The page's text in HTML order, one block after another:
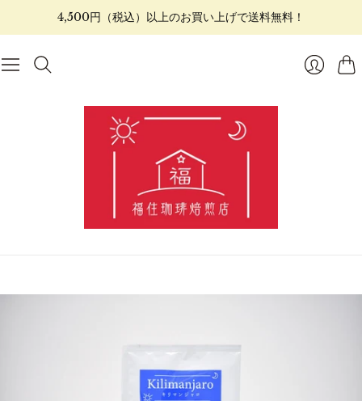
4,500円（税込）以上のお買い上げで送料無料！